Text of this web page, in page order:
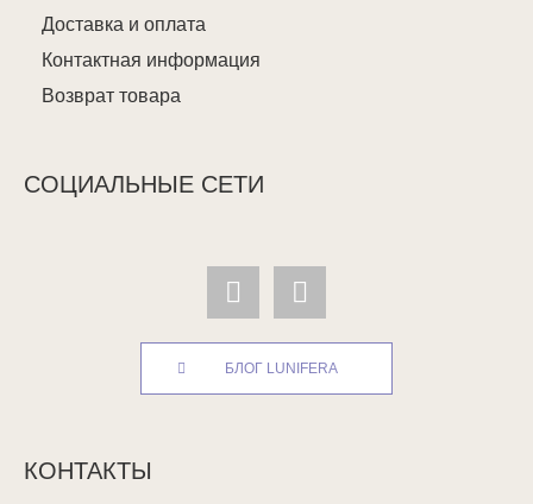
Доставка и оплата
Контактная информация
Возврат товара
СОЦИАЛЬНЫЕ СЕТИ
БЛОГ LUNIFERA
КОНТАКТЫ